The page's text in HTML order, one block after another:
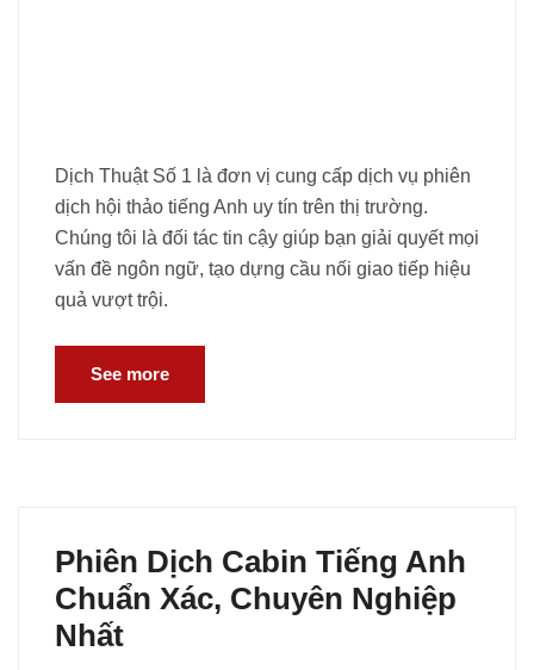
Dịch Thuật Số 1 là đơn vị cung cấp dịch vụ phiên
dịch hội thảo tiếng Anh uy tín trên thị trường.
Chúng tôi là đối tác tin cậy giúp bạn giải quyết mọi
vấn đề ngôn ngữ, tạo dựng cầu nối giao tiếp hiệu
quả vượt trội.
See more
Phiên Dịch Cabin Tiếng Anh
Chuẩn Xác, Chuyên Nghiệp
Nhất